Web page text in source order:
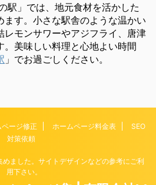
駅」では、地元食材を活かした
ます。小さな駅舎のような温かい
レモンサワーやアジフライ、唐津
。美味しい料理と心地よい時間
」でお過ごしください。
ページ修正 ホームページ料金表
SEO
対策依頼
ました。サイトデザインなどの参考にご利
用下さい。